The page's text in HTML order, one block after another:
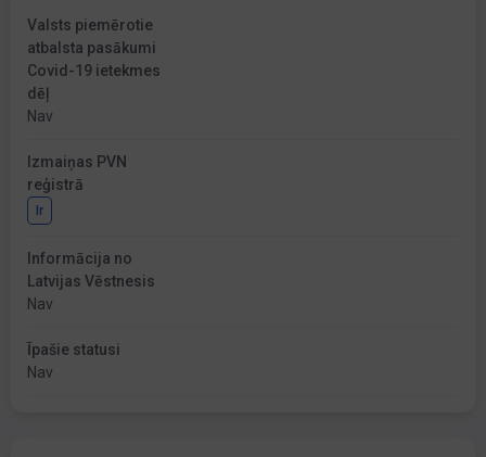
Valsts piemērotie
atbalsta pasākumi
Covid-19 ietekmes
dēļ
Nav
Izmaiņas PVN
reģistrā
Ir
Informācija no
Latvijas Vēstnesis
Nav
Īpašie statusi
Nav